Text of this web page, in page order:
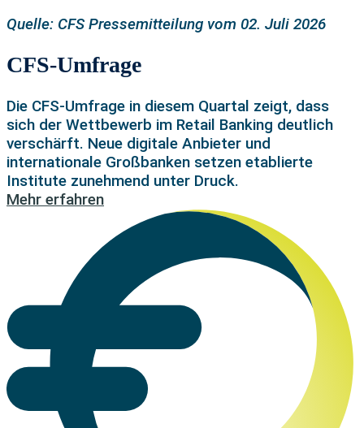
Quelle: CFS Pressemitteilung vom 02. Juli 2026
CFS-Umfrage
Die CFS-Umfrage in diesem Quartal zeigt, dass
sich der Wettbewerb im Retail Banking deutlich
verschärft. Neue digitale Anbieter und
internationale Großbanken setzen etablierte
Institute zunehmend unter Druck.
Mehr erfahren